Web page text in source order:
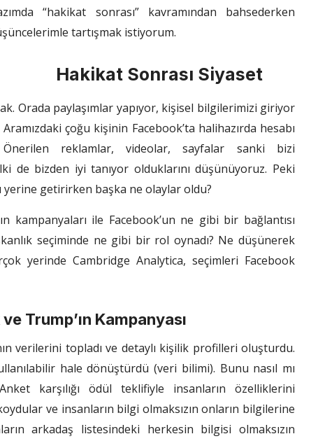
“hakikat sonrası” kavramından bahsederken
tartışmak istiyorum.
Hakikat Sonrası Siyaset
Orada paylaşımlar yapıyor, kişisel bilgilerimizi giriyor
çoğu kişinin Facebook’ta halihazırda hesabı
reklamlar, videolar, sayfalar sanki bizi
de bizden iyi tanıyor olduklarını düşünüyoruz. Peki
yerine getirirken başka ne olaylar oldu?
kampanyaları ile Facebook’un ne gibi bir bağlantısı
seçiminde ne gibi bir rol oynadı? Ne düşünerek
yerinde Cambridge Analytica, seçimleri Facebook
Trump’ın Kampanyası
verilerini topladı ve detaylı kişilik profilleri oluşturdu.
hale dönüştürdü (veri bilimi). Bunu nasıl mı
karşılığı ödül teklifiyle insanların özelliklerini
ve insanların bilgi olmaksızın onların bilgilerine
arkadaş listesindeki herkesin bilgisi olmaksızın